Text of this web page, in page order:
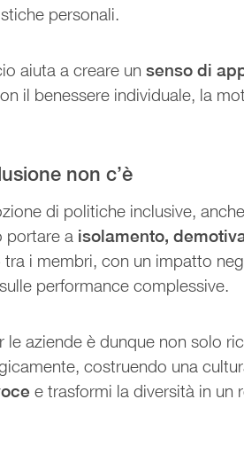
personali.
aiuta a creare unsenso di
il benessere individuale, la
non c’è
di politiche inclusive,
portare a isolamento,
tra i membri, con un impatto
performance complessive.
le aziende è dunque non solo
costruendo una
e trasformi la diversità in un